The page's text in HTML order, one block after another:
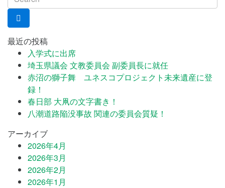
最近の投稿
入学式に出席
埼玉県議会 文教委員会 副委員長に就任
赤沼の獅子舞 ユネスコプロジェクト未来遺産に登
録！
春日部 大凧の文字書き！
八潮道路陥没事故 関連の委員会質疑！
アーカイブ
2026年4月
2026年3月
2026年2月
2026年1月